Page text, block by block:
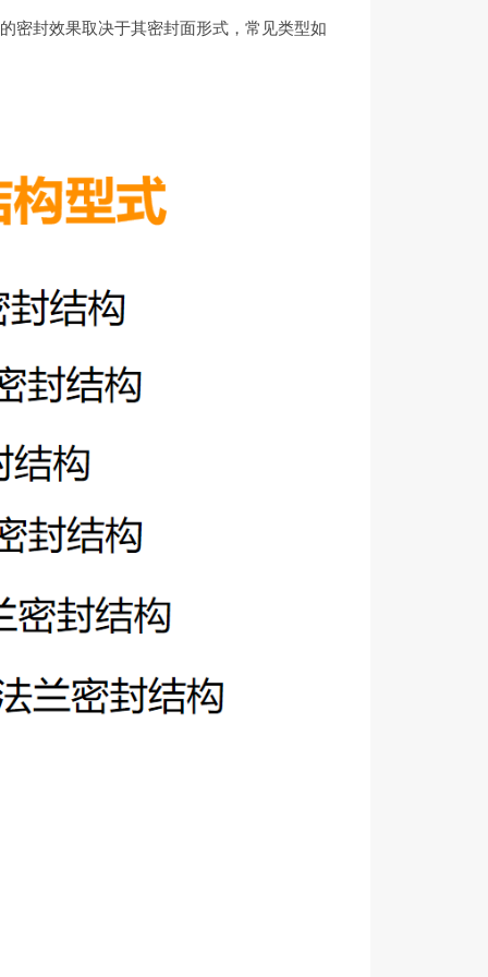
密封效果取决于其密封面形式，常见类型如